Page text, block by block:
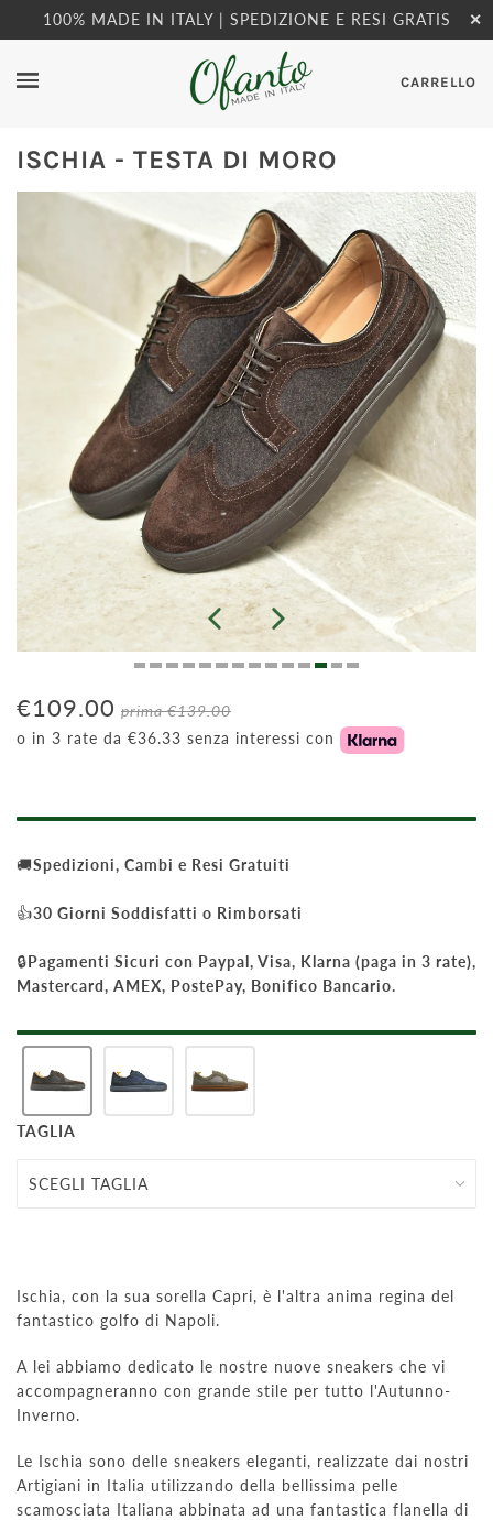
100% MADE IN ITALY | SPEDIZIONE E RESI GRATIS ✕
CARRELLO
ISCHIA - TESTA DI MORO
€109.00 prima€139.00
o in 3 rate da €36.33 senza interessi con
🚚Spedizioni, Cambi e Resi Gratuiti
👍30 Giorni Soddisfatti o Rimborsati
🔒Pagamenti Sicuri con Paypal, Visa, Klarna (paga in 3 rate),
Mastercard, AMEX, PostePay, Bonifico Bancario.
TAGLIA
Ischia, con la sua sorella Capri, è l'altra anima regina del
fantastico golfo di Napoli.
A lei abbiamo dedicato le nostre nuove sneakers che vi
accompagneranno con grande stile per tutto l'Autunno-
Inverno.
Le Ischia sono delle sneakers eleganti, realizzate dai nostri
Artigiani in Italia utilizzando della bellissima pelle
scamosciata Italiana abbinata ad una fantastica flanella di